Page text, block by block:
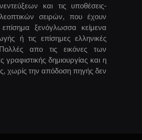
και τις υποθέσεις-
σειρών, που έχουν
ξενόγλωσσα κείμενα
ή τις επίσημες ελληνικές
Πολλές απο τις εικόνες των
γραφιστικής δημιουργίας και η
χωρίς την απόδοση πηγής δεν